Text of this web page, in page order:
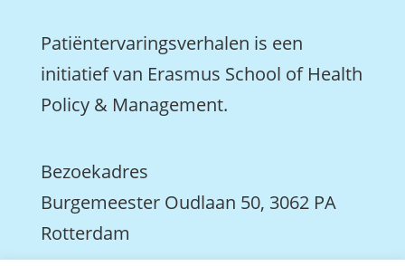
Patiëntervaringsverhalen is een
initiatief van Erasmus School of Health
Policy & Management.
Bezoekadres
Burgemeester Oudlaan 50, 3062 PA
Rotterdam